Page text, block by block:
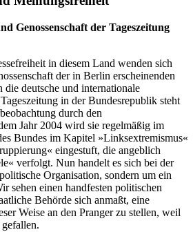
Genossenschaft der Tageszeitung
in diesem Land wenden sich
der in Berlin erscheinenden
die deutsche und internationale
in der Bundesrepublik steht
durch den
Jahr 2004 wird sie regelmäßig im
Bundes im Kapitel »Linksextremismus«
eingestuft, die angeblich
verfolgt. Nun handelt es sich bei der
Organisation, sondern um ein
sehen einen handfesten politischen
Behörde sich anmaßt, eine
Weise an den Pranger zu stellen, weil